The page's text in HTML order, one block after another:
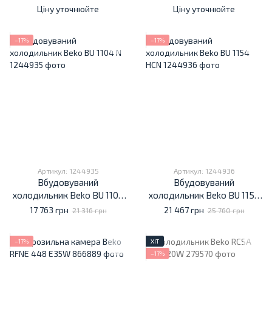
Ціну уточнюйте Ціну уточнюйте
−17%
Артикул: 1244935
Вбудовуваний
холодильник Beko BU 1104
N
17 763 грн 21 316 грн
−17%
Артикул: 1244936
Вбудовуваний
холодильник Beko BU 1154
HCN
21 467 грн 25 760 грн
−17%
ХІТ
−17%